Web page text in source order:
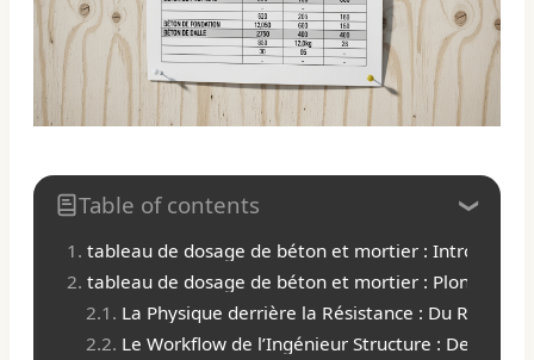
Table of contents
tableau de dosage de béton et mortier :
tableau de dosage de béton et mortier : Plongée
La Physique derrière la Résistance : Du
Le Workflow de l’Ingénieur Structure : De la